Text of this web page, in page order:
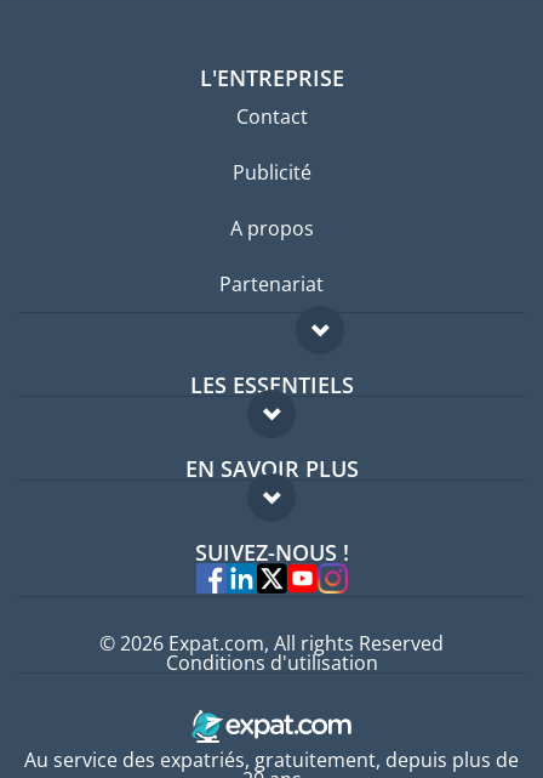
L'ENTREPRISE
Contact
Publicité
A propos
Partenariat
LES ESSENTIELS
Forum expatriés
Guides pays
EN SAVOIR PLUS
FAQ
Experts
SUIVEZ-NOUS !
Au service des expatriés, gratuitement, depuis plus de
© 2026 Expat.com, All rights Reserved
Conditions d'utilisation